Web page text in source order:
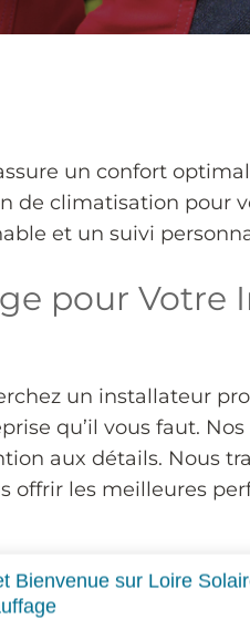
un confort
de climatisation pour
et un suivi
pour
un installateur
qu’il vous faut.
aux détails. Nous
offrir les meilleures
de votre climatisation
Bienvenue sur Loire